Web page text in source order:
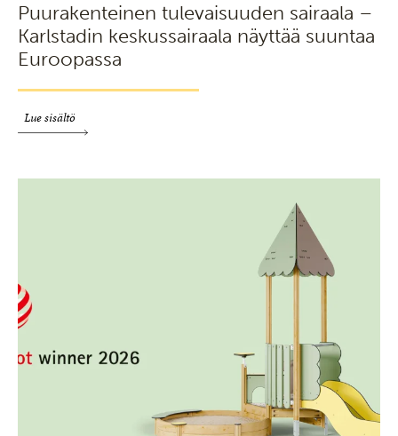
Puurakenteinen tulevaisuuden sairaala –
Karlstadin keskussairaala näyttää suuntaa
Euroopassa
Lue sisältö